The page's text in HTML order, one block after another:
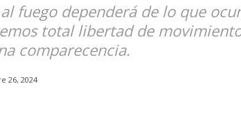
fuego dependerá de lo que
total libertad de
comparecencia.
26, 2024